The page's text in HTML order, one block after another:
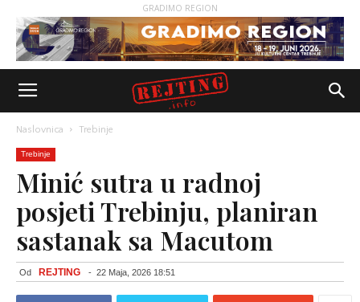
GRADIMO REGION
Naslovnica Trebinje
Trebinje
Minić sutra u radnoj
posjeti Trebinju, planiran
sastanak sa Macutom
Od REJTING - 22 Maja, 2026 18:51